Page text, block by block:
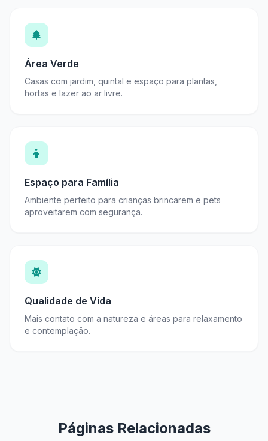
Área Verde
Casas com jardim, quintal e espaço para plantas,
hortas e lazer ao ar livre.
Espaço para Família
Ambiente perfeito para crianças brincarem e pets
aproveitarem com segurança.
Qualidade de Vida
Mais contato com a natureza e áreas para relaxamento
e contemplação.
Páginas Relacionadas